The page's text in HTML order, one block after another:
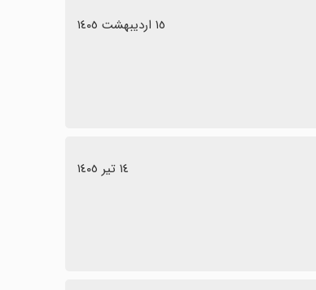
١٥ اردیبهشت ١٤٠٥
١٤ تیر ١٤٠٥